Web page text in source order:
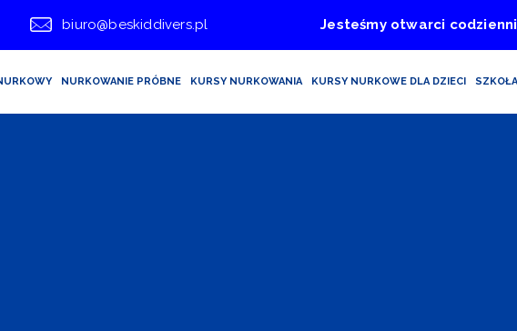
biuro@beskiddivers.pl Jesteśmy otwarci
NURKOWANIE PRÓBNE KURSY NURKOWANIA KURSY NURKOWE DLA DZIECI